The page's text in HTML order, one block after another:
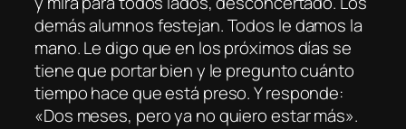
demás alumnos festejan. Todos le damos la
mano. Le digo que en los próximos días se
tiene que portar bien y le pregunto cuánto
tiempo hace que está preso. Y responde:
«Dos meses, pero ya no quiero estar más».